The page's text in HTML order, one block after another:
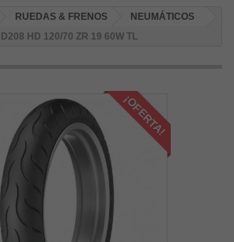
RUEDAS & FRENOS
NEUMÁTICOS
HD 120/70 ZR 19 60W TL
¡OFERTA!